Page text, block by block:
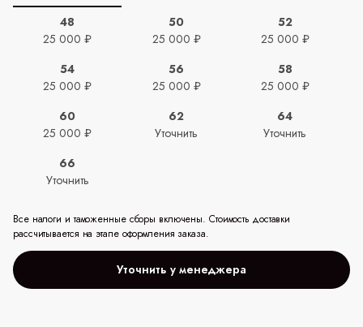
48
25 000 ₽
50
25 000 ₽
52
25 000 ₽
54
25 000 ₽
56
25 000 ₽
58
25 000 ₽
60
25 000 ₽
62
Уточнить
64
Уточнить
66
Уточнить
Все налоги и таможенные сборы включены. Стоимость доставки
рассчитывается на этапе оформления заказа.
Уточнить у менеджера